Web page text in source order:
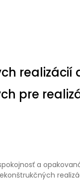
realizácií
pre
a